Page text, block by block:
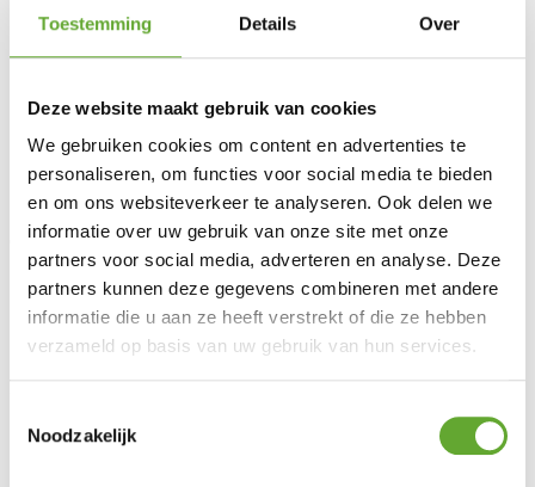
Toestemming Details Over
Deze website maakt gebruik van cookies
We gebruiken cookies om content en advertenties te
personaliseren, om functies voor social media te bieden
en om ons websiteverkeer te analyseren. Ook delen we
informatie over uw gebruik van onze site met onze
partners voor social media, adverteren en analyse. Deze
partners kunnen deze gegevens combineren met andere
informatie die u aan ze heeft verstrekt of die ze hebben
verzameld op basis van uw gebruik van hun services.
Noodzakelijk
Oplossingen
Industriële laadpalen
Industriële zonnepanelen
BESS
Energy Management System
Klantendienst
FAQ
Wetgeving